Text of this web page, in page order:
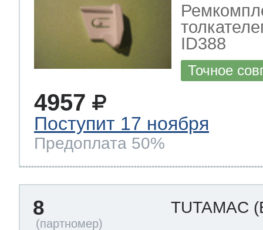
ID388
Точное
4957
Поступит 17 ноября
Предоплата 50%
8 TUTAMAC